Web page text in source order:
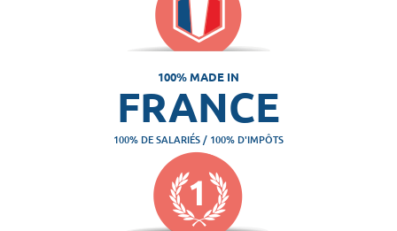
100% MADE IN
FRANCE
100% DE SALARIÉS / 100% D'IMPÔTS